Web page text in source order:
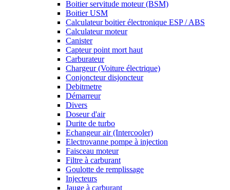
Boitier servitude moteur (BSM)
Boitier USM
Calculateur boitier électronique ESP / ABS
Calculateur moteur
Canister
Capteur point mort haut
Carburateur
Chargeur (Voiture électrique)
Conjoncteur disjoncteur
Debitmetre
Démarreur
Divers
Doseur d'air
Durite de turbo
Echangeur air (Intercooler)
Electrovanne pompe à injection
Faisceau moteur
Filtre à carburant
Goulotte de remplissage
Injecteurs
Jauge à carburant